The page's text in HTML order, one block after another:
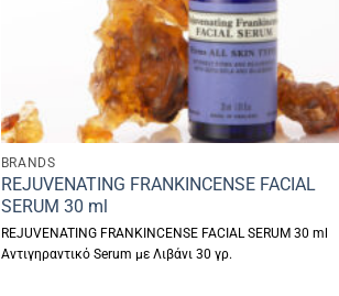
BRANDS
REJUVENATING FRANKINCENSE FACIAL
SERUM 30 ml
REJUVENATING FRANKINCENSE FACIAL SERUM 30 ml
Αντιγηραντικό Serum με Λιβάνι 30 γρ.